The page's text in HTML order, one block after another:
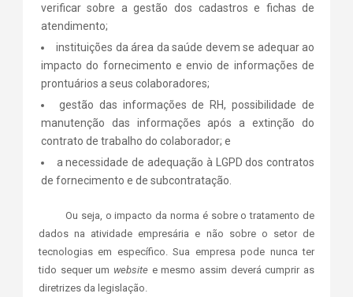
verificar sobre a gestão dos cadastros e fichas de
atendimento;
instituições da área da saúde devem se adequar ao
impacto do fornecimento e envio de informações de
prontuários a seus colaboradores;
gestão das informações de RH, possibilidade de
manutenção das informações após a extinção do
contrato de trabalho do colaborador; e
a necessidade de adequação à LGPD dos contratos
de fornecimento e de subcontratação.
Ou seja, o impacto da norma é sobre o tratamento de
dados na atividade empresária e não sobre o setor de
tecnologias em específico. Sua empresa pode nunca ter
tido sequer um websitee mesmo assim deverá cumprir as
diretrizes da legislação.